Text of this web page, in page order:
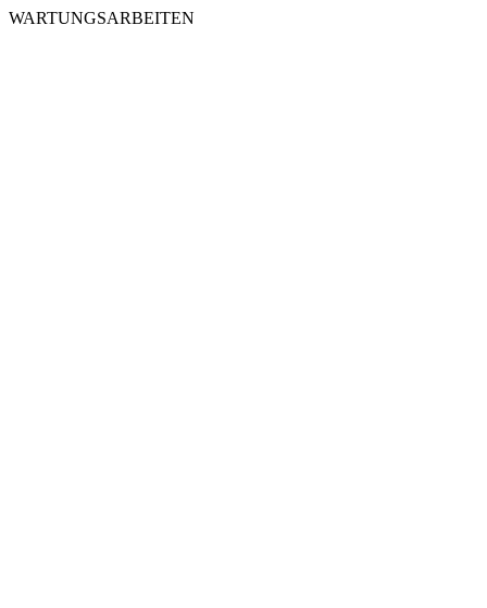
WARTUNGSARBEITEN